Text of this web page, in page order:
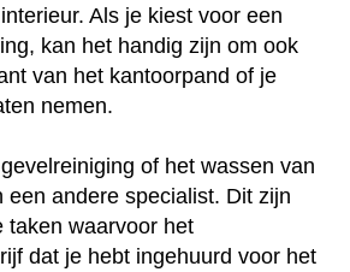
Als je kiest voor een
kan het handig zijn om ook
van het kantoorpand of je
nemen.
of het wassen van
een andere specialist. Dit zijn
taken waarvoor het
dat je hebt ingehuurd voor het